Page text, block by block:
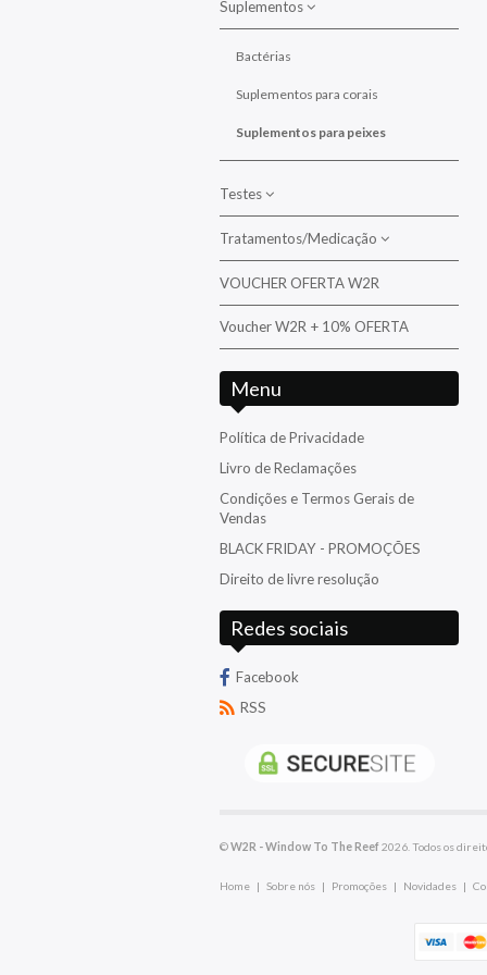
Cirurgiões/Tangs
Diversos
Donzelas/Cardinais
Falcão
Folha/Filefish
Gobies / Blennies / Dottyback /
Moreias
Pipefish /Cavalos Marinhos
Triggers
Wrasses
Suplementos
Bactérias
Suplementos para corais
Suplementos para peixes
Testes
Aquarium Systems
Ati
D-D The Aquarium Solution
Hanna
Nyos
Red Sea
Reef Factory
Salifert
TMC
Triton
Tratamentos/Medicação
Tratamento/Medicação da
água/Pragas
Tratamento/Medicação para peixes e
corais
VOUCHER OFERTA W2R
Voucher W2R + 10% OFERTA
Menu
Política de Privacidade
Livro de Reclamações
Condições e Termos Gerais de
Vendas
BLACK FRIDAY - PROMOÇÕES
Direito de livre resolução
Redes sociais
Facebook
RSS
©W2R - Window To The Reef2026. Todos os
Home | Sobre nós | Promoções | Novidades |